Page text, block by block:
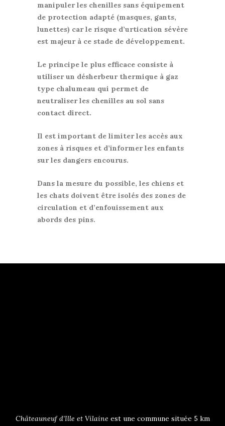
manipuler les chenilles sans équipement
de protection adapté (masques, gants,
lunettes) car le risque d’urtication sévère
est majeur à ce stade de développement.
Le principe le plus efficace consiste à
utiliser un désherbeur thermique à gaz
type chalumeau qui permet de
neutraliser les chenilles au sol sans
contact direct.
Il est important de limiter les accès aux
zones à risques et d’informer les enfants
sur les dangers encourus.
Dans la mesure du possible, les chiens et
les chats doivent être isolés des zones de
circulation et d’enfouissement aux
abords des pins.
Châteauneuf d’Ille et Vilaine est une commune située 5 km